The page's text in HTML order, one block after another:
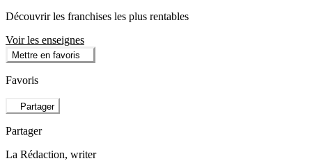
Découvrir les franchises les plus rentables
Voir les enseignes
Mettre en favoris
Favoris
Partager
Partager
La Rédaction, writer